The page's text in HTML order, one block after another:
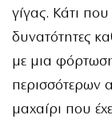
γίγας. Κάτι
δυνατότητες
με μια
περισσότερων
μαχαίρι που